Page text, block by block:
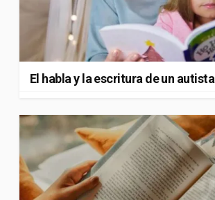
El habla y la escritura de un autista